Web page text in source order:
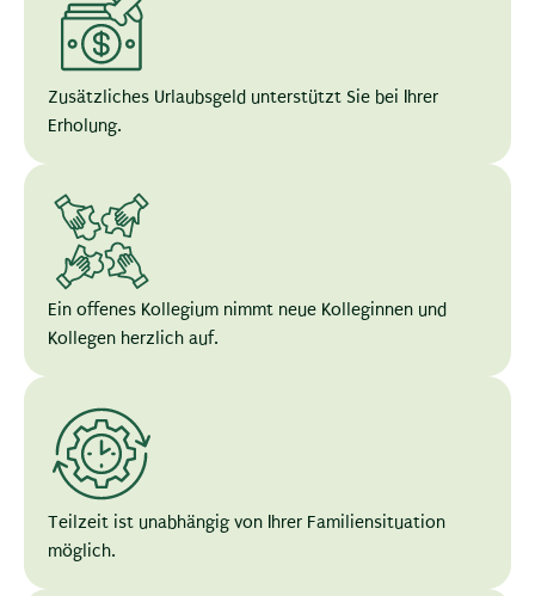
Zusätzliches Urlaubsgeld unterstützt Sie bei Ihrer
Erholung.
Ein offenes Kollegium nimmt neue Kolleginnen und
Kollegen herzlich auf.
Teilzeit ist unabhängig von Ihrer Familiensituation
möglich.